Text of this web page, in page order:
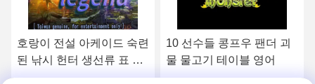
10 선수들 콩프우 팬더 괴
물 물고기 테이블 영어
40대 유지 고질라 대 콩 어
획량 생선류 표 아케이드
기계